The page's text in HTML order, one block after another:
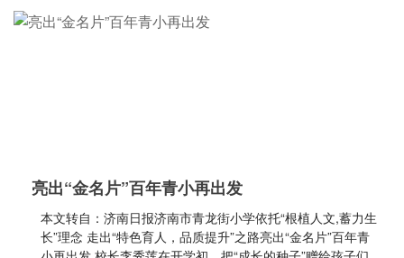
亮出“金名片”百年青小再出发
本文转自：济南日报济南市青龙街小学依托“根植人文,蓄力生
长”理念 走出“特色育人，品质提升”之路亮出“金名片”百年青